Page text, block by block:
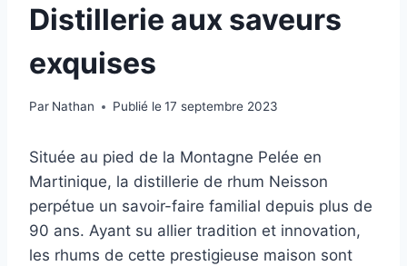
Distillerie aux saveurs
exquises
Par Nathan Publié le 17 septembre 2023
Située au pied de la Montagne Pelée en
Martinique, la distillerie de rhum Neisson
perpétue un savoir-faire familial depuis plus de
90 ans. Ayant su allier tradition et innovation,
les rhums de cette prestigieuse maison sont